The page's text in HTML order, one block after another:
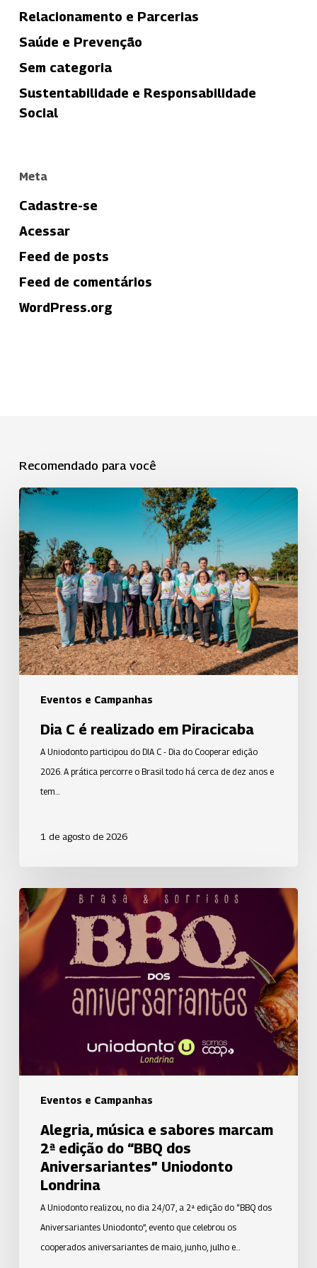
Relacionamento e Parcerias
Saúde e Prevenção
Sem categoria
Sustentabilidade e Responsabilidade
Social
Meta
Cadastre-se
Acessar
Feed de posts
Feed de comentários
WordPress.org
Recomendado para você
Eventos e Campanhas
Dia
C
é
realizado
em
Piracicaba
Dia C é realizado em Piracicaba
A Uniodonto participou do DIA C - Dia do Cooperar edição
2026. A prática percorre o Brasil todo há cerca de dez anos e
tem…
1 de agosto de 2026
Eventos e Campanhas
Alegria,
música
e
sabores
marcam
“BBQ
dos
Aniversariantes”
Londrina
Alegria, música e sabores marcam
2ª edição do “BBQ dos
Aniversariantes” Uniodonto
Londrina
A Uniodonto realizou, no dia 24/07, a 2ª edição do “BBQ dos
Aniversariantes Uniodonto”, evento que celebrou os
cooperados aniversariantes de maio, junho, julho e…